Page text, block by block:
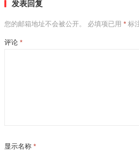
发表回复
您的邮箱地址不会被公开。 必填项已用 *标
评论 *
显示名称 *